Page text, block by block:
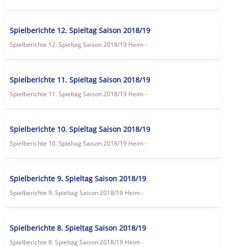
Spielberichte 12. Spieltag Saison 2018/19
Spielberichte 12. Spieltag Saison 2018/19 Heim -
Spielberichte 11. Spieltag Saison 2018/19
Spielberichte 11. Spieltag Saison 2018/19 Heim -
Spielberichte 10. Spieltag Saison 2018/19
Spielberichte 10. Spieltag Saison 2018/19 Heim -
Spielberichte 9. Spieltag Saison 2018/19
Spielberichte 9. Spieltag Saison 2018/19 Heim -
Spielberichte 8. Spieltag Saison 2018/19
Spielberichte 8. Spieltag Saison 2018/19 Heim -